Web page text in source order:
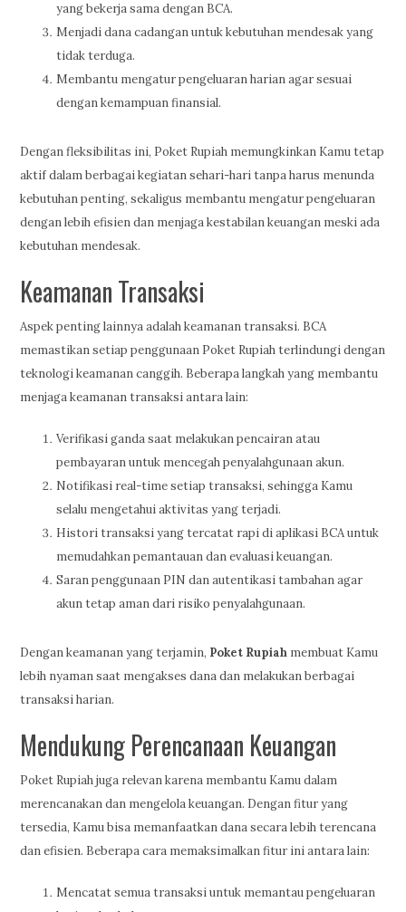
yang bekerja sama dengan BCA.
Menjadi dana cadangan untuk kebutuhan mendesak yang
tidak terduga.
Membantu mengatur pengeluaran harian agar sesuai
dengan kemampuan finansial.
Dengan fleksibilitas ini, Poket Rupiah memungkinkan Kamu tetap
aktif dalam berbagai kegiatan sehari-hari tanpa harus menunda
kebutuhan penting, sekaligus membantu mengatur pengeluaran
dengan lebih efisien dan menjaga kestabilan keuangan meski ada
kebutuhan mendesak.
Keamanan Transaksi
Aspek penting lainnya adalah keamanan transaksi. BCA
memastikan setiap penggunaan Poket Rupiah terlindungi dengan
teknologi keamanan canggih. Beberapa langkah yang membantu
menjaga keamanan transaksi antara lain:
Verifikasi ganda saat melakukan pencairan atau
pembayaran untuk mencegah penyalahgunaan akun.
Notifikasi real-time setiap transaksi, sehingga Kamu
selalu mengetahui aktivitas yang terjadi.
Histori transaksi yang tercatat rapi di aplikasi BCA untuk
memudahkan pemantauan dan evaluasi keuangan.
Saran penggunaan PIN dan autentikasi tambahan agar
akun tetap aman dari risiko penyalahgunaan.
Dengan keamanan yang terjamin, Poket Rupiah membuat Kamu
lebih nyaman saat mengakses dana dan melakukan berbagai
transaksi harian.
Mendukung Perencanaan Keuangan
Poket Rupiah juga relevan karena membantu Kamu dalam
merencanakan dan mengelola keuangan. Dengan fitur yang
tersedia, Kamu bisa memanfaatkan dana secara lebih terencana
dan efisien. Beberapa cara memaksimalkan fitur ini antara lain:
Mencatat semua transaksi untuk memantau pengeluaran